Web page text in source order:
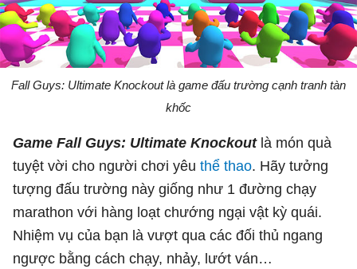
Fall Guys: Ultimate Knockout là game đấu trường cạnh tranh tàn
khốc
Game Fall Guys: Ultimate Knockoutlà món quà
tuyệt vời cho người chơi yêu thể thao. Hãy tưởng
tượng đấu trường này giống như 1 đường chạy
marathon với hàng loạt chướng ngại vật kỳ quái.
Nhiệm vụ của bạn là vượt qua các đối thủ ngang
ngược bằng cách chạy, nhảy, lướt ván…